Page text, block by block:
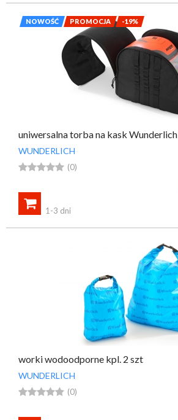
NOWOŚĆ PROMOCJA -19%
uniwersalna torba na kask Wunderlich
WUNDERLICH
 (0)

1-3 dni
worki wodoodporne kpl. 2 szt
WUNDERLICH
 (0)